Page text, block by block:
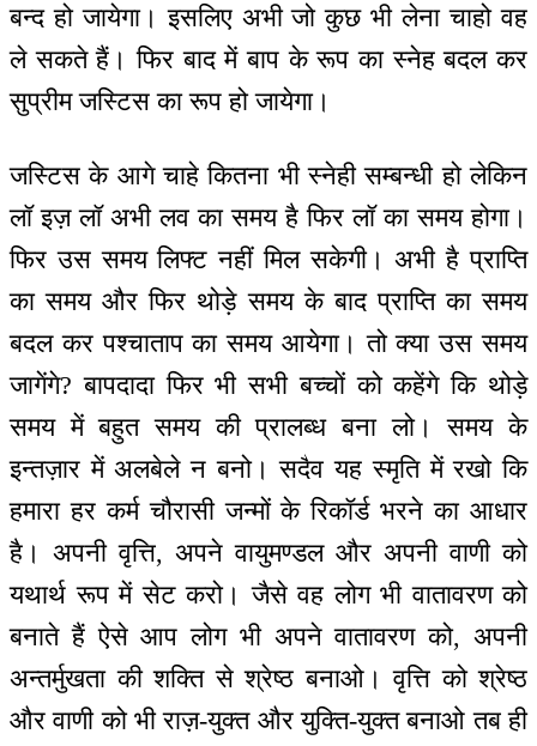
बन्द हो जायेगा। इसलिए अभी जो कुछ भी लेना चाहो वह
ले सकते हैं। फिर बाद में बाप के रूप का स्नेह बदल कर
सुप्रीम जस्टिस का रूप हो जायेगा।
जस्टिस के आगे चाहे कितना भी स्नेही सम्बन्धी हो लेकिन
लॉ इज़ लॉ अभी लव का समय है फिर लॉ का समय होगा।
फिर उस समय लिफ्ट नहीं मिल सकेगी। अभी है प्राप्ति
का समय और फिर थोड़े समय के बाद प्राप्ति का समय
बदल कर पश्चाताप का समय आयेगा। तो क्या उस समय
जागेंगे? बापदादा फिर भी सभी बच्चों को कहेंगे कि थोड़े
समय में बहुत समय की प्रालब्ध बना लो। समय के
इन्तज़ार में अलबेले न बनो। सदैव यह स्मृति में रखो कि
हमारा हर कर्म चौरासी जन्मों के रिकॉर्ड भरने का आधार
है। अपनी वृत्ति, अपने वायुमण्डल और अपनी वाणी को
यथार्थ रूप में सेट करो। जैसे वह लोग भी वातावरण को
बनाते हैं ऐसे आप लोग भी अपने वातावरण को, अपनी
अन्तर्मुखता की शक्ति से श्रेष्ठ बनाओ। वृत्ति को श्रेष्ठ
और वाणी को भी राज़-युक्त और युक्ति-युक्त बनाओ तब ही